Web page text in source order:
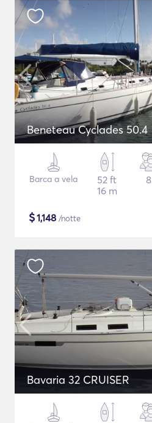
Beneteau Cyclades 50.4
Barca a vela
52 ft
16 m
8
$1,148 /notte
Bavaria 32 CRUISER